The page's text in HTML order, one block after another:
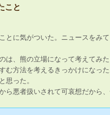
こと
とに気がついた。ニュースをみ
は、熊の立場になって考えてみ
む方法を考えるきっかけになった
思った。
ら悪者扱いされて可哀想だから